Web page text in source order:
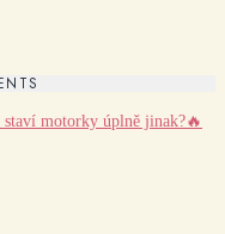
motorky úplně jinak?🔥